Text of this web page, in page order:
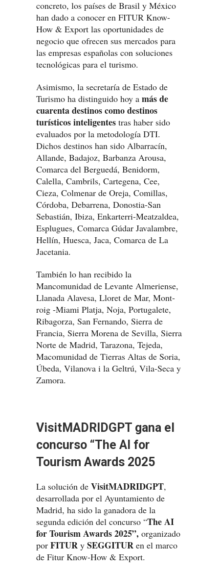
concreto, los países de Brasil y México
han dado a conocer en FITUR Know-
How & Export las oportunidades de
negocio que ofrecen sus mercados para
las empresas españolas con soluciones
tecnológicas para el turismo.
Asimismo, la secretaría de Estado de
Turismo ha distinguido hoy a más de
cuarenta destinos como destinos
turísticos inteligentes tras haber sido
evaluados por la metodología DTI.
Dichos destinos han sido Albarracín,
Allande, Badajoz, Barbanza Arousa,
Comarca del Berguedá, Benidorm,
Calella, Cambrils, Cartegena, Cee,
Cieza, Colmenar de Oreja, Comillas,
Córdoba, Debarrena, Donostia-San
Sebastián, Ibiza, Enkarterri-Meatzaldea,
Esplugues, Comarca Gúdar Javalambre,
Hellín, Huesca, Jaca, Comarca de La
Jacetania.
También lo han recibido la
Mancomunidad de Levante Almeriense,
Llanada Alavesa, Lloret de Mar, Mont-
roig -Miami Platja, Noja, Portugalete,
Ribagorza, San Fernando, Sierra de
Francia, Sierra Morena de Sevilla, Sierra
Norte de Madrid, Tarazona, Tejeda,
Macomunidad de Tierras Altas de Soria,
Úbeda, Vilanova i la Geltrú, Vila-Seca y
Zamora.
VisitMADRIDGPT gana el
concurso “The AI for
Tourism Awards 2025
La solución de VisitMADRIDGPT,
desarrollada por el Ayuntamiento de
Madrid, ha sido la ganadora de la
segunda edición del concurso “The AI
for Tourism Awards 2025”, organizado
por FITUR y SEGGITUR en el marco
de Fitur Know-How & Export.